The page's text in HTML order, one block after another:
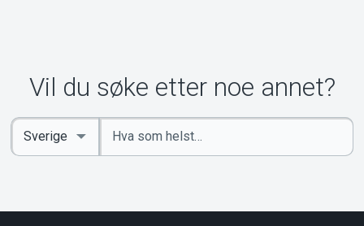
Vil du søke etter noe annet?
Angi
nøkkelord
Select
Country